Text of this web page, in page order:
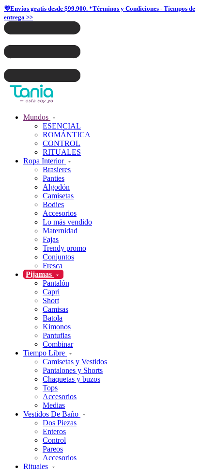
💜Envíos gratis desde $99.900. *Términos y Condiciones - Tiempos de
entrega >>
Mundos
ESENCIAL
ROMÁNTICA
CONTROL
RITUALES
Ropa Interior
Brasieres
Panties
Algodón
Camisetas
Bodies
Accesorios
Lo más vendido
Maternidad
Fajas
Trendy promo
Conjuntos
Fresca
Pijamas
Pantalón
Capri
Short
Camisas
Batola
Kimonos
Pantuflas
Combinar
Tiempo Libre
Camisetas y Vestidos
Pantalones y Shorts
Chaquetas y buzos
Tops
Accesorios
Medias
Vestidos De Baño
Dos Piezas
Enteros
Control
Pareos
Accesorios
Rituales